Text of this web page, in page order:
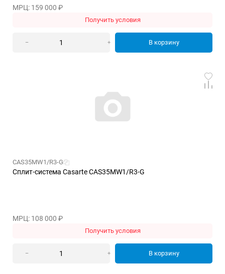
МРЦ: 159 000 ₽
Получить условия
– + В корзину
CAS35MW1/R3-G
Сплит-система Casarte CAS35MW1/R3-G
МРЦ: 108 000 ₽
Получить условия
– + В корзину